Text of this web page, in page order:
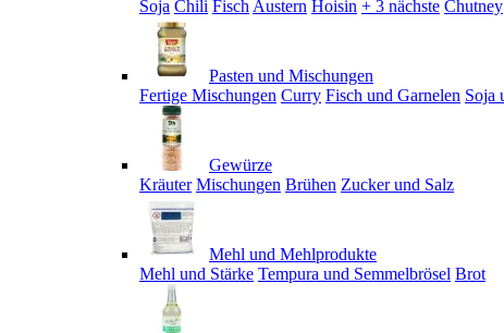
Soja Chili Fisch Austern Hoisin + 3 nächste Chutney
Pasten und Mischungen
Fertige Mischungen Curry Fisch und Garnelen Soja
Gewürze
Kräuter Mischungen Brühen Zucker und Salz
Mehl und Mehlprodukte
Mehl und Stärke Tempura und Semmelbrösel Brot